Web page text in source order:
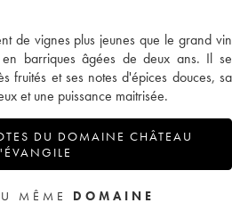
de vignes plus jeunes que le grand vin
barriques âgées de deux ans. Il se
fruités et ses notes d'épices douces, sa
et une puissance maitrisée.
DU DOMAINE CHÂTEAU
MÊME DOMAINE